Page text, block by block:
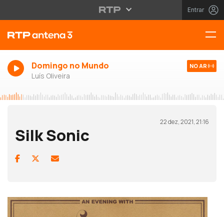
Entrar
Domingo no Mundo
Luís Oliveira
NO AR
22 dez, 2021, 21:16
Silk Sonic